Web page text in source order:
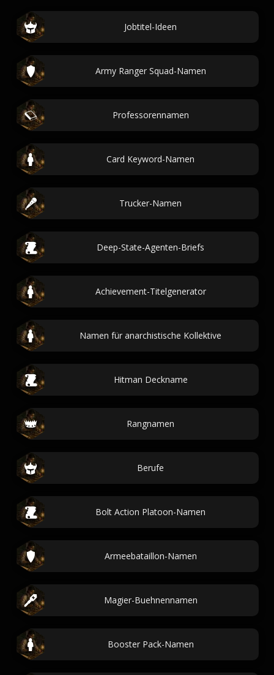
Jobtitel-Ideen
Army Ranger Squad-Namen
Professorennamen
Card Keyword-Namen
Trucker-Namen
Deep-State-Agenten-Briefs
Achievement-Titelgenerator
Namen für anarchistische Kollektive
Hitman Deckname
Rangnamen
Berufe
Bolt Action Platoon-Namen
Armeebataillon-Namen
Magier-Buehnennamen
Booster Pack-Namen